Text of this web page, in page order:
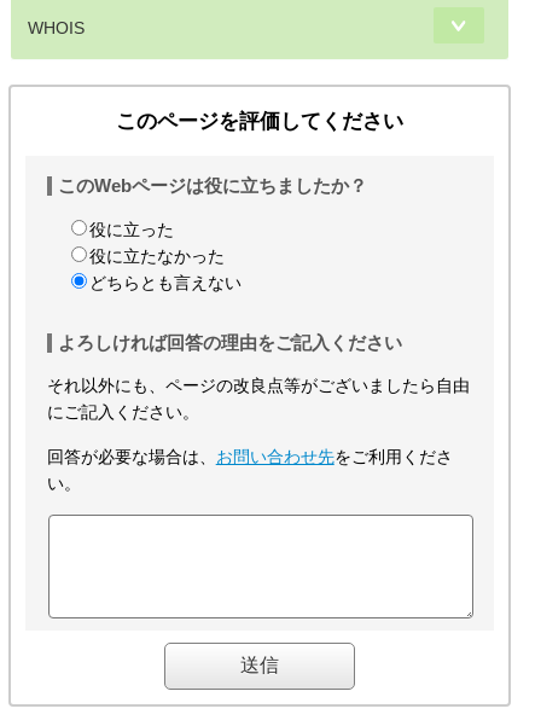
WHOIS
このページを評価してください
このWebページは役に立ちましたか？
役に立った
役に立たなかった
どちらとも言えない
よろしければ回答の理由をご記入ください
それ以外にも、ページの改良点等がございましたら自由
にご記入ください。
回答が必要な場合は、 お問い合わせ先をご利用くださ
い。